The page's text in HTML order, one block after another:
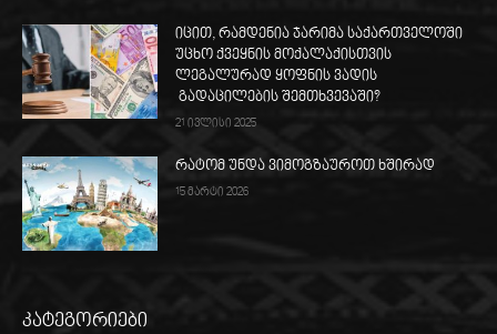
იცით, რამდენია ჯარიმა საქართველოში
უცხო ქვეყნის მოქალაქისთვის
ლეგალურად ყოფნის ვადის
გადაცილების შემთხვევაში?
21 ივლისი 2025
რატომ უნდა ვიმოგზაუროთ ხშირად
15 მარტი 2026
კატეგორიები